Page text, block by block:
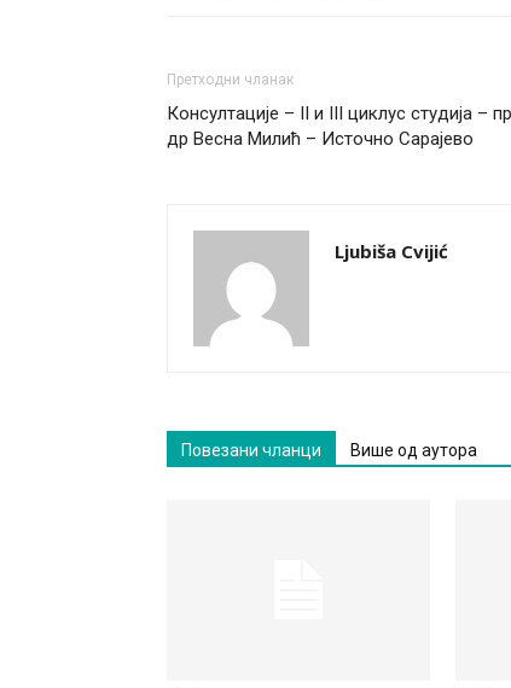
Претходни чланак
Консултације – II и III циклус студија –
др Весна Милић – Источно Сарајево
Ljubiša Cvijić
Повезани чланци Више од аутора